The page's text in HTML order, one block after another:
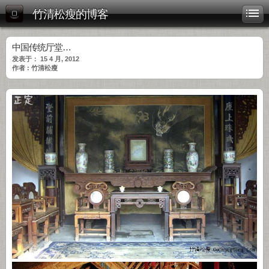
竹清松瘦的博客
中国传统厅堂…
发表于： 15 4 月, 2012
作者 : 竹清松瘦